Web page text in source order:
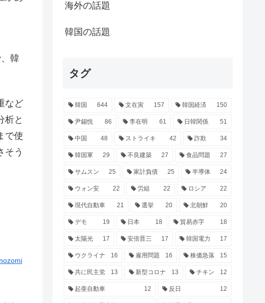
韓
など
析と
で使
そう
nozomi
海外の話題
韓国の話題
タグ
韓国 644 文在寅 157 韓国経済 150
尹錫悦 86 李在明 61 日韓関係 51
中国 48 ストライキ 42 詐欺 34
韓国軍 29 不良建築 27 食品問題 27
サムスン 25 家計負債 25 半導体 24
ウォン安 22 労組 22 ロシア 22
現代自動車 21 選挙 20 北朝鮮 20
デモ 19 日本 18 貿易赤字 18
太陽光 17 安倍晋三 17 韓国電力 17
ウクライナ 16 雇用問題 16 株価急落 15
共に民主党 13 新型コロナ 13 チキン 12
起亜自動車 12 反日 12